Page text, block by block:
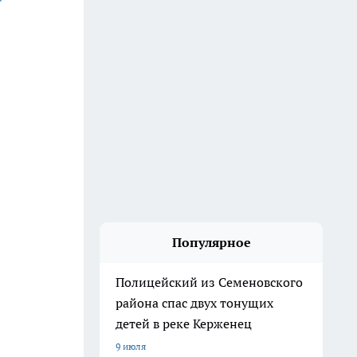
Популярное
Полицейский из Семеновского
района спас двух тонущих
детей в реке Керженец
9 июля